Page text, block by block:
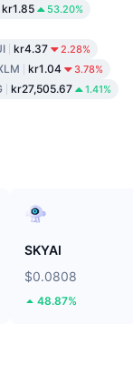
kr1.85 53.20%
kr4.37 2.28%
kr1.04 3.78%
kr27,505.67 1.41%
SKYAI
$0.0808
48.87%